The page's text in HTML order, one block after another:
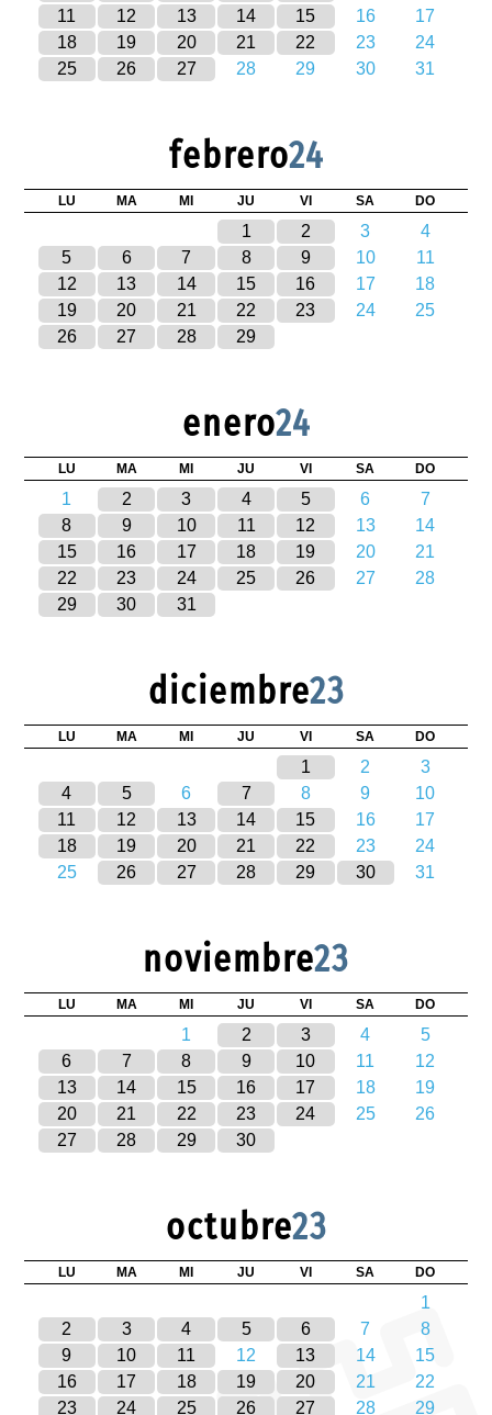
11
12 13 14 15 16
17
18
19 20 21 22 23
24
25
26 27 28 29 30 31
febrero24
LU MA MI JU VI SA DO
1 2 3
4
5
6 7 8 9 10
11
12
13 14 15 16 17
18
19
20 21 22 23 24
25
26
27 28 29
enero24
LU MA MI JU VI SA DO
1 2 3 4 5 6
7
8
9 10 11 12 13
14
15
16 17 18 19 20
21
22
23 24 25 26 27
28
29
30 31
diciembre23
LU MA MI JU VI SA DO
1 2
3
4
5 6 7 8 9
10
11
12 13 14 15 16
17
18
19 20 21 22 23
24
25
26 27 28 29 30 31
noviembre23
LU MA MI JU VI SA DO
1 2 3 4
5
6
7 8 9 10 11
12
13
14 15 16 17 18
19
20
21 22 23 24 25
26
27
28 29 30
octubre23
LU MA MI JU VI SA DO
1
2
3 4 5 6 7
8
9
10 11 12 13 14
15
16
17 18 19 20 21
22
23
24 25 26 27 28 29